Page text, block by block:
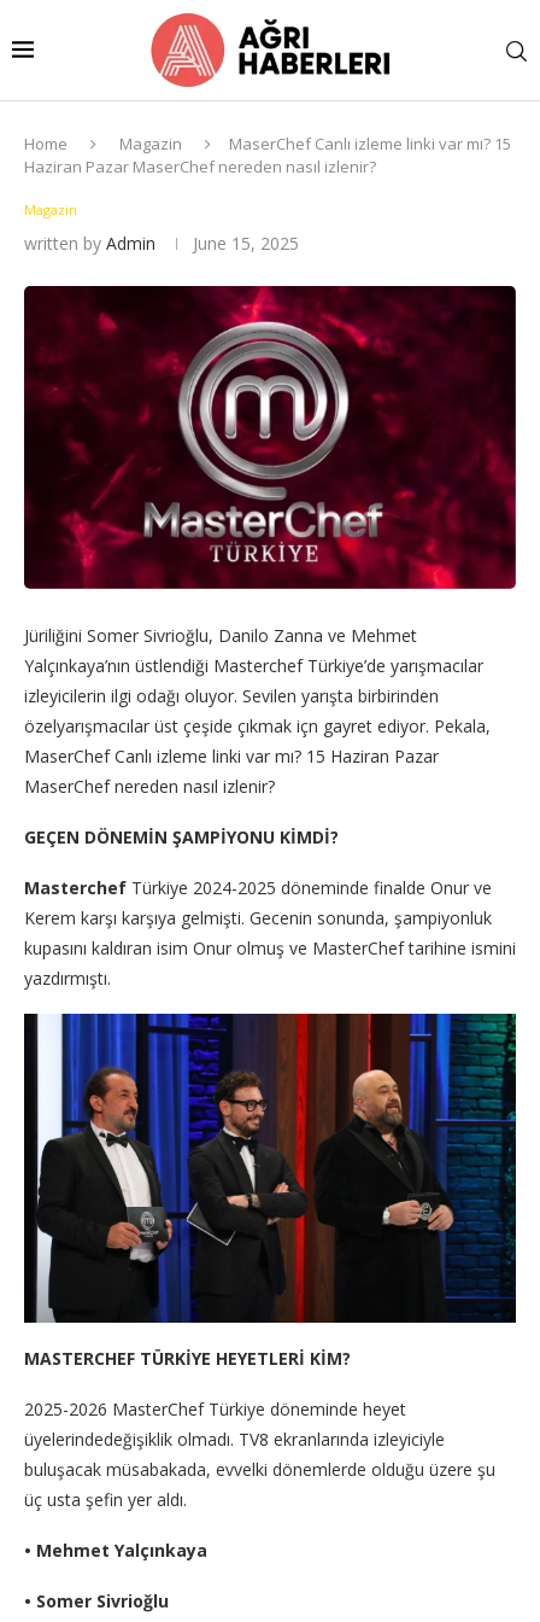
Home Magazin
MaserChef Canlı izleme linki var mı? 15
Haziran Pazar MaserChef nereden nasıl izlenir?
Magazin
written by Admin June 15, 2025
Jüriliğini Somer Sivrioğlu, Danilo Zanna ve Mehmet
Yalçınkaya’nın üstlendiği Masterchef Türkiye’de yarışmacılar
izleyicilerin ilgi odağı oluyor. Sevilen yarışta birbirinden
özelyarışmacılar üst çeşide çıkmak içn gayret ediyor. Pekala,
MaserChef Canlı izleme linki var mı? 15 Haziran Pazar
MaserChef nereden nasıl izlenir?
GEÇEN DÖNEMİN ŞAMPİYONU KİMDİ?
Masterchef Türkiye 2024-2025 döneminde finalde Onur ve
Kerem karşı karşıya gelmişti. Gecenin sonunda, şampiyonluk
kupasını kaldıran isim Onur olmuş ve MasterChef tarihine ismini
yazdırmıştı.
MASTERCHEF TÜRKİYE HEYETLERİ KİM?
2025-2026 MasterChef Türkiye döneminde heyet
üyelerindedeğişiklik olmadı. TV8 ekranlarında izleyiciyle
buluşacak müsabakada, evvelki dönemlerde olduğu üzere şu
üç usta şefin yer aldı.
• Mehmet Yalçınkaya
• Somer Sivrioğlu